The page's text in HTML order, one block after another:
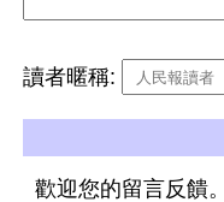
讀者暱稱:
歡迎您的留言反饋。